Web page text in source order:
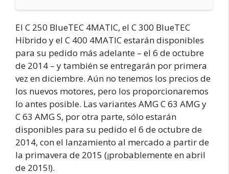
El C 250 BlueTEC 4MATIC, el C 300 BlueTEC
Híbrido y el C 400 4MATIC estarán disponibles
para su pedido más adelante – el 6 de octubre
de 2014 – y también se entregarán por primera
vez en diciembre. Aún no tenemos los precios de
los nuevos motores, pero los proporcionaremos
lo antes posible. Las variantes AMG C 63 AMG y
C 63 AMG S, por otra parte, sólo estarán
disponibles para su pedido el 6 de octubre de
2014, con el lanzamiento al mercado a partir de
la primavera de 2015 (¡probablemente en abril
de 2015!).